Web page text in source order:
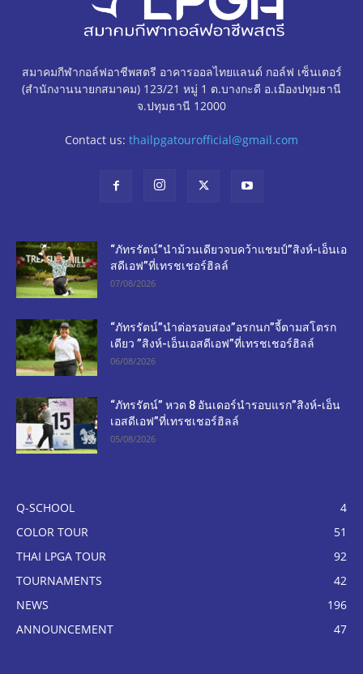
สมาคมกีฬากอล์ฟอาชีพสตรี อาคารออลไทยแลนด์ กอล์ฟ เซ็นเตอร์
(สำนักงานนายกสมาคม) 123/21 หมู่ 1 ต.บางกะดี อ.เมืองปทุมธานี
จ.ปทุมธานี 12000
Contact us: thailpgatourofficial@gmail.com
“ภัทรรัตน์”นำม้วนเดียวจบคว้าแชมป์”สิงห์-เอ็นเอ
สดีเอฟ”ที่เทรชเชอร์ฮิลล์
07/08/2026
“ภัทรรัตน์”นำต่อรอบสอง”อรกนก”จี้ตามสโตรก
เดียว ”สิงห์-เอ็นเอสดีเอฟ”ที่เทรชเชอร์ฮิลล์
06/08/2026
“ภัทรรัตน์” หวด 8 อันเดอร์นำรอบแรก”สิงห์-เอ็น
เอสดีเอฟ”ที่เทรชเชอร์ฮิลล์
05/08/2026
Q-SCHOOL
4
COLOR TOUR
51
THAI LPGA TOUR
92
TOURNAMENTS
42
NEWS
196
ANNOUNCEMENT
47